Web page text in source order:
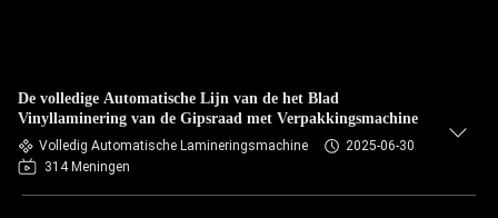
De volledige Automatische Lijn van de het Blad
Vinyllaminering van de Gipsraad met Verpakkingsmachine
Volledig Automatische Lamineringsmachine
2025-06-30
314 Meningen